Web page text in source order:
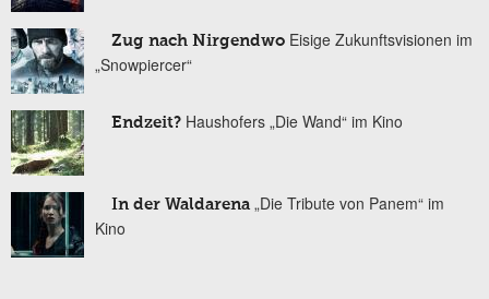
Zug nach Nirgendwo Eisige Zukunftsvisionen im
„Snowpiercer“
Endzeit? Haushofers „Die Wand“ im Kino
In der Waldarena „Die Tribute von Panem“ im
Kino